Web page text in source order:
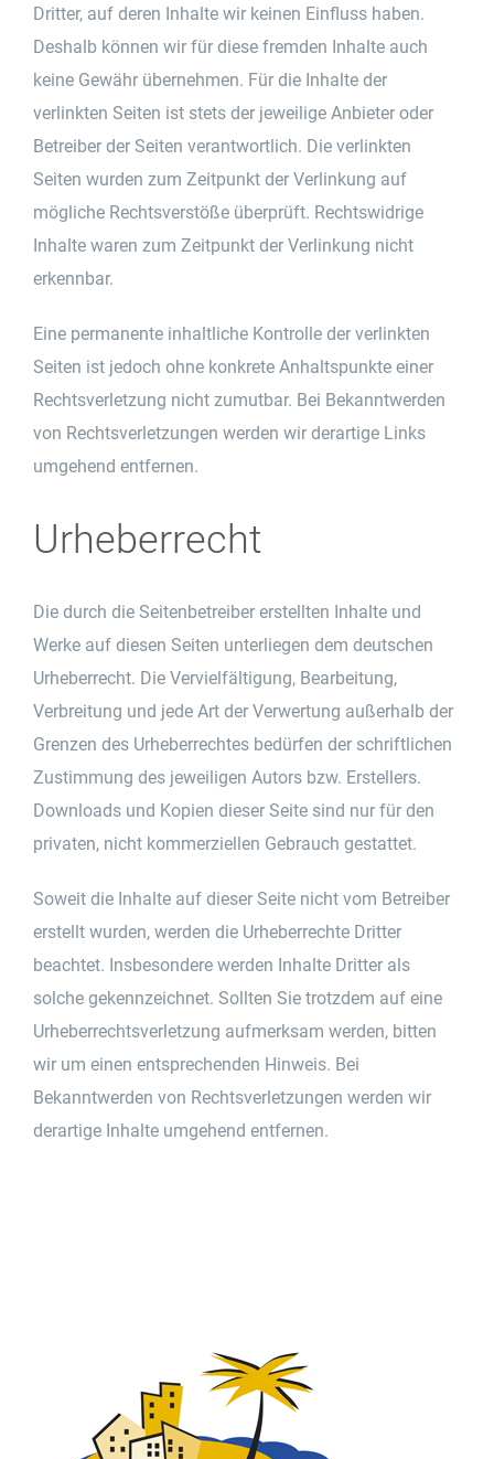
Dritter, auf deren Inhalte wir keinen Einfluss haben.
Deshalb können wir für diese fremden Inhalte auch
keine Gewähr übernehmen. Für die Inhalte der
verlinkten Seiten ist stets der jeweilige Anbieter oder
Betreiber der Seiten verantwortlich. Die verlinkten
Seiten wurden zum Zeitpunkt der Verlinkung auf
mögliche Rechtsverstöße überprüft. Rechtswidrige
Inhalte waren zum Zeitpunkt der Verlinkung nicht
erkennbar.
Eine permanente inhaltliche Kontrolle der verlinkten
Seiten ist jedoch ohne konkrete Anhaltspunkte einer
Rechtsverletzung nicht zumutbar. Bei Bekanntwerden
von Rechtsverletzungen werden wir derartige Links
umgehend entfernen.
Urheberrecht
Die durch die Seitenbetreiber erstellten Inhalte und
Werke auf diesen Seiten unterliegen dem deutschen
Urheberrecht. Die Vervielfältigung, Bearbeitung,
Verbreitung und jede Art der Verwertung außerhalb der
Grenzen des Urheberrechtes bedürfen der schriftlichen
Zustimmung des jeweiligen Autors bzw. Erstellers.
Downloads und Kopien dieser Seite sind nur für den
privaten, nicht kommerziellen Gebrauch gestattet.
Soweit die Inhalte auf dieser Seite nicht vom Betreiber
erstellt wurden, werden die Urheberrechte Dritter
beachtet. Insbesondere werden Inhalte Dritter als
solche gekennzeichnet. Sollten Sie trotzdem auf eine
Urheberrechtsverletzung aufmerksam werden, bitten
wir um einen entsprechenden Hinweis. Bei
Bekanntwerden von Rechtsverletzungen werden wir
derartige Inhalte umgehend entfernen.